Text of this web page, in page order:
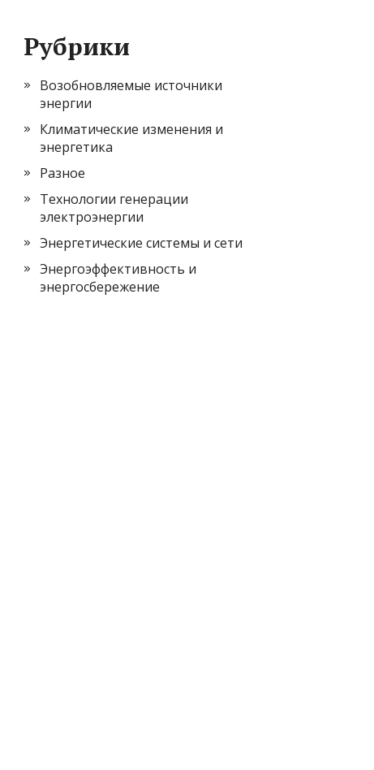
Рубрики
Возобновляемые источники
энергии
Климатические изменения и
энергетика
Разное
Технологии генерации
электроэнергии
Энергетические системы и сети
Энергоэффективность и
энергосбережение